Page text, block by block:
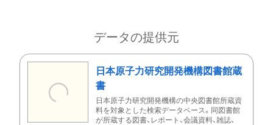
データの提供元
日本原子力研究開発機構図書館蔵
書
日本原子力研究開発機構の中央図書館所蔵資
料を対象とした検索データベース。同図書館
が所蔵する図書、レポート、会議資料、雑誌、